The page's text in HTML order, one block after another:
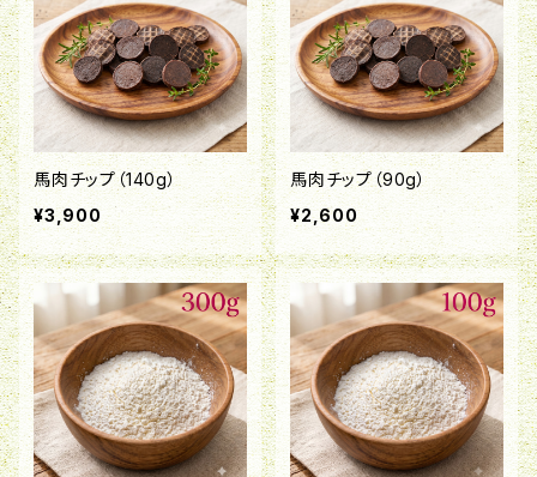
馬肉チップ（140g）
¥3,900
馬肉チップ（90g）
¥2,600